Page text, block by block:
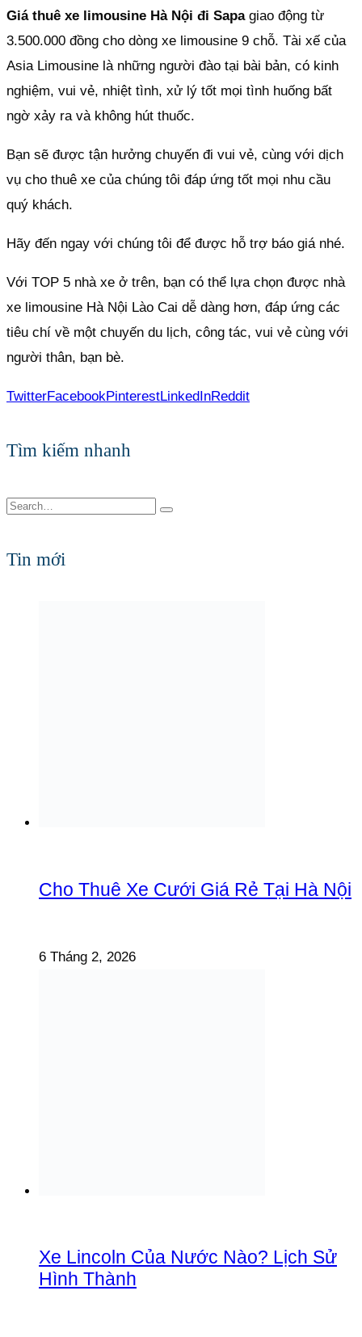
Giá thuê xe limousine Hà Nội đi Sapagiao động từ
3.500.000 đồng cho dòng xe limousine 9 chỗ. Tài xế của
Asia Limousine là những người đào tại bài bản, có kinh
nghiệm, vui vẻ, nhiệt tình, xử lý tốt mọi tình huống bất
ngờ xảy ra và không hút thuốc.
Bạn sẽ được tận hưởng chuyến đi vui vẻ, cùng với dịch
vụ cho thuê xe của chúng tôi đáp ứng tốt mọi nhu cầu
quý khách.
Hãy đến ngay với chúng tôi để được hỗ trợ báo giá nhé.
Với TOP 5 nhà xe ở trên, bạn có thể lựa chọn được nhà
xe limousine Hà Nội Lào Cai dễ dàng hơn, đáp ứng các
tiêu chí về một chuyến du lịch, công tác, vui vẻ cùng với
người thân, bạn bè.
TwitterFacebookPinterestLinkedInReddit
Tìm kiếm nhanh
Tin mới
Cho Thuê Xe Cưới Giá Rẻ Tại Hà Nội
6 Tháng 2, 2026
Xe Lincoln Của Nước Nào? Lịch Sử
Hình Thành